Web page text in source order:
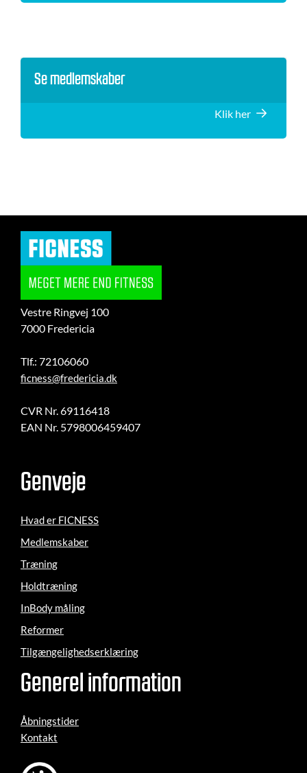
Se medlemskaber
Klik her
Vestre Ringvej 100
7000 Fredericia
Tlf.: 72106060
ficness@fredericia.dk
CVR Nr. 69116418
EAN Nr. 5798006459407
Genveje
Hvad er FICNESS
Medlemskaber
Træning
Holdtræning
InBody måling
Reformer
Tilgængelighedserklæring
Generel information
Åbningstider
Kontakt